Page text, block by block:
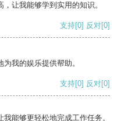
让我能够学到实用的知识。
支持[0] 反对[0]
我的娱乐提供帮助。
支持[0] 反对[0]
能够更轻松地完成工作任务。